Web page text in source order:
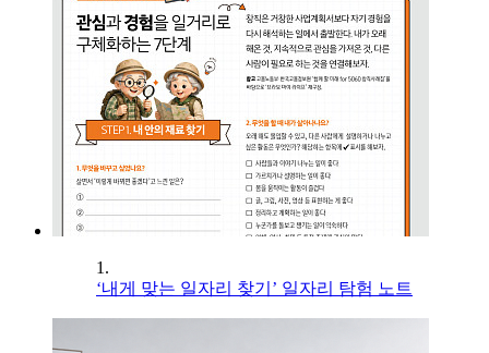
1.
‘내게 맞는 일자리 찾기’ 일자리 탐험 노트